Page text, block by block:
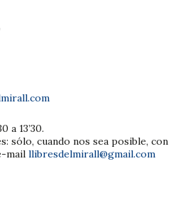
a 13’30.
sólo, cuando nos sea posible, con
mail llibresdelmirall@gmail.com